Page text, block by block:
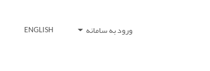
ورود به سامانه ENGLISH